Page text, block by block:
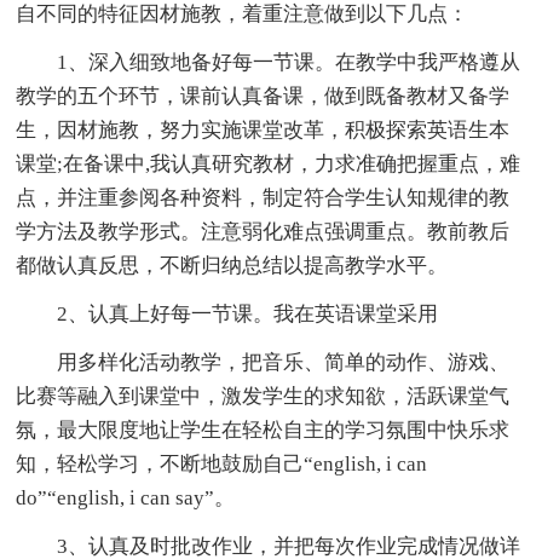
自不同的特征因材施教，着重注意做到以下几点：
1、深入细致地备好每一节课。在教学中我严格遵从
教学的五个环节，课前认真备课，做到既备教材又备学
生，因材施教，努力实施课堂改革，积极探索英语生本
课堂;在备课中,我认真研究教材，力求准确把握重点，难
点，并注重参阅各种资料，制定符合学生认知规律的教
学方法及教学形式。注意弱化难点强调重点。教前教后
都做认真反思，不断归纳总结以提高教学水平。
2、认真上好每一节课。我在英语课堂采用
用多样化活动教学，把音乐、简单的动作、游戏、
比赛等融入到课堂中，激发学生的求知欲，活跃课堂气
氛，最大限度地让学生在轻松自主的学习氛围中快乐求
知，轻松学习，不断地鼓励自己“english, i can
do”“english, i can say”。
3、认真及时批改作业，并把每次作业完成情况做详